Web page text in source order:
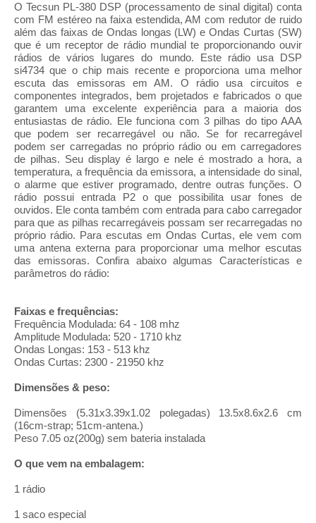
O Tecsun PL-380 DSP (processamento de sinal digital) conta
com FM estéreo na faixa estendida, AM com redutor de ruido
além das faixas de Ondas longas (LW) e Ondas Curtas (SW)
que é um receptor de rádio mundial te proporcionando ouvir
rádios de vários lugares do mundo. Este rádio usa DSP
si4734 que o chip mais recente e proporciona uma melhor
escuta das emissoras em AM. O rádio usa circuitos e
componentes integrados, bem projetados e fabricados o que
garantem uma excelente experiência para a maioria dos
entusiastas de rádio. Ele funciona com 3 pilhas do tipo AAA
que podem ser recarregável ou não. Se for recarregável
podem ser carregadas no próprio rádio ou em carregadores
de pilhas. Seu display é largo e nele é mostrado a hora, a
temperatura, a frequência da emissora, a intensidade do sinal,
o alarme que estiver programado, dentre outras funções. O
rádio possui entrada P2 o que possibilita usar fones de
ouvidos. Ele conta também com entrada para cabo carregador
para que as pilhas recarregáveis possam ser recarregadas no
próprio rádio. Para escutas em Ondas Curtas, ele vem com
uma antena externa para proporcionar uma melhor escutas
das emissoras. Confira abaixo algumas Características e
parâmetros do rádio:
Faixas e frequências:
Frequência Modulada: 64 - 108 mhz
Amplitude Modulada: 520 - 1710 khz
Ondas Longas: 153 - 513 khz
Ondas Curtas: 2300 - 21950 khz
Dimensões & peso:
Dimensões (5.31x3.39x1.02 polegadas) 13.5x8.6x2.6 cm
(16cm-strap; 51cm-antena.)
Peso 7.05 oz(200g) sem bateria instalada
O que vem na embalagem:
1 rádio
1 saco especial